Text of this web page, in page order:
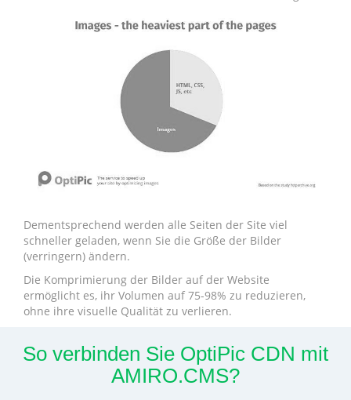
Dementsprechend werden alle Seiten der Site viel
schneller geladen, wenn Sie die Größe der Bilder
(verringern) ändern.
Die Komprimierung der Bilder auf der Website
ermöglicht es, ihr Volumen auf 75-98% zu reduzieren,
ohne ihre visuelle Qualität zu verlieren.
So verbinden Sie OptiPic CDN mit
AMIRO.CMS?